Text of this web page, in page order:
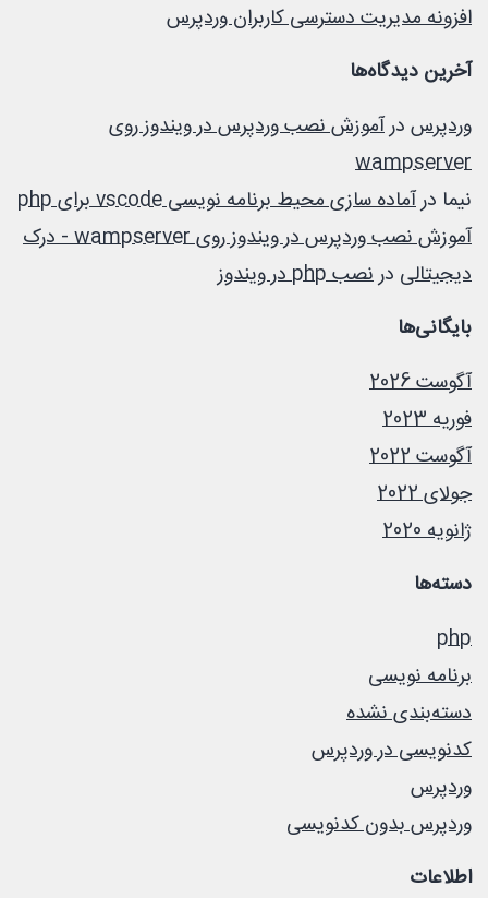
افزونه مدیریت دسترسی کاربران وردپرس
آخرین دیدگاه‌ها
وردپرس درآموزش نصب وردپرس در ویندوز روی
wampserver
نیما درآماده سازی محیط برنامه نویسی vscode برای php
آموزش نصب وردپرس در ویندوز روی wampserver - درک
دیجیتالی درنصب php در ویندوز
بایگانی‌ها
آگوست 2026
فوریه 2023
آگوست 2022
جولای 2022
ژانویه 2020
دسته‌ها
php
برنامه نویسی
دسته‌بندی نشده
کدنویسی در وردپرس
وردپرس
وردپرس بدون کدنویسی
اطلاعات